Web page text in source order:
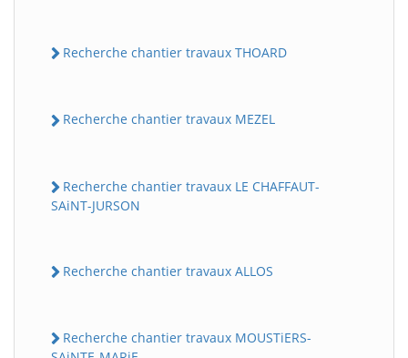
Recherche chantier travaux THOARD
Recherche chantier travaux MEZEL
Recherche chantier travaux LE CHAFFAUT-
SAiNT-JURSON
Recherche chantier travaux ALLOS
Recherche chantier travaux MOUSTiERS-